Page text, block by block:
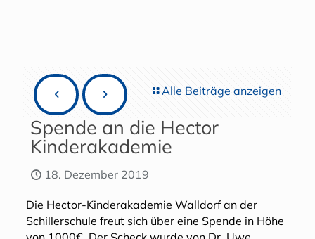
Alle Beiträge anzeigen
Spende an die Hector
Kinderakademie
18. Dezember 2019
Die Hector-Kinderakademie Walldorf an der
Schillerschule freut sich über eine Spende in Höhe